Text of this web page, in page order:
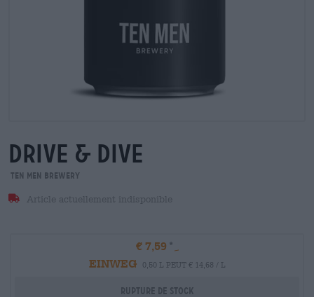
drive & dive
Ten Men Brewery
Article actuellement indisponible
€ 7,59
EINWEG
0,50 L PEUT € 14,68 / L
Rupture de stock